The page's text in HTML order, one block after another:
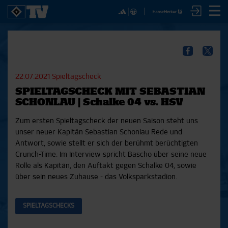
2. Bundesliga 18/19
Bundesliga 17/18
Bundesliga 16/17
Pokal- und Testspiele
Testspiele
Reportagen
Interviews
Reportagen
Trainingslager
Bunte HSV-Welt
Verein
HSVTV-ABO!
Mit dem HSVtv-Abo hast Du vollen Zugriff auf über
in voller Länge, sowie Spielzusammenfassungen,
exklusive Interviews, Pressekonferenzen und vieles
mehr.
JETZT ZUM ABO
22.07.2021 Spieltagscheck
SPIELTAGSCHECK MIT SEBASTIAN
SCHONLAU | Schalke 04 vs. HSV
Zum ersten Spieltagscheck der neuen Saison steht uns
unser neuer Kapitän Sebastian Schonlau Rede und
Antwort, sowie stellt er sich der berühmt berüchtigten
Crunch-Time. Im Interview spricht Bascho über seine neue
Rolle als Kapitän, den Auftakt gegen Schalke 04, sowie
über sein neues Zuhause - das Volksparkstadion.
SPIELTAGSCHECKS